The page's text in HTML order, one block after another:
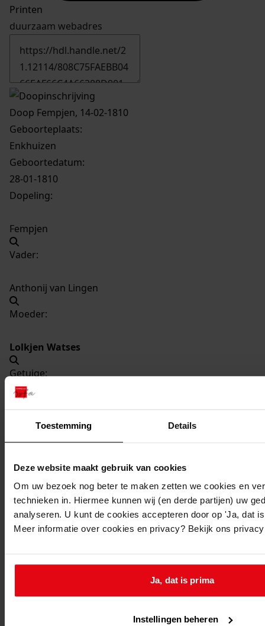
Toestemming Details
Deze website maakt gebruik van cookies
Om uw bezoek nog beter te maken zetten we cookies en
technieken in. Hiermee kunnen wij (en derde partijen) uw
analyseren. U kunt de cookies accepteren door op 'Ja, dat
Meer informatie over cookies en privacy? Bekijk ons
Ja, dat is prima
Instellingen beheren
Printen
duurzaam webadres
Doop Fempjen, 14-02-1810
Geboorteplaats:
Enkhuizen
Geboortedatum:
28-01-1810
Dopeling:
Fempjen
Vader:
Anthonij van Lingen
Moeder:
Lolkjen Watses
Getuige:
Lolkjen Watses
Kerkelijke gezindte:
Toegangsnummer:
1702-09 Doop-, trouw- en begraafboeken Enkhuizen,
1581-1910
Inventarisnummer :
13
181.
Dit bestand is nog niet gecontroleerd op volledigheid